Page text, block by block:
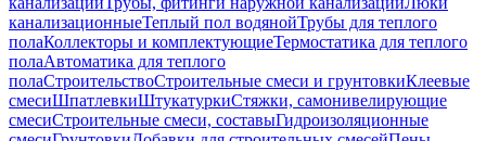
канализационныеТеплый пол водянойТрубы для теплого
полаКоллекторы и комплектующиеТермостатика для теплого
полаАвтоматика для теплого
полаСтроительствоСтроительные смеси и грунтовкиКлеевые
смесиШпатлевкиШтукатуркиСтяжки, самонивелирующие
смесиСтроительные смеси, составыГидроизоляционные